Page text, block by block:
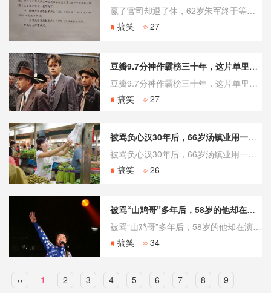
赢了官司却退了休，62岁朱军终于等来弦子账号封禁 2018年一篇控诉长文，让央视当家主持人一夜之间沦为“过街老鼠”。2021年一审胜诉、2022年二审维持原判，法律还了他清白。可直到2026年5月，造谣者弦子的核心社交账号才被平台永久封禁。赢了官司、退了休，迟到的正义还是正义吗？ 八年，从春晚舞
搞笑
27
豆瓣9.7分神作霸榜三十年，这片单里藏着几代人的眼泪
豆瓣9.7分神作霸榜三十年，这片单里藏着几代人的眼泪 打开任何一个影视论坛，“最好看的电影大全在线观看”都是最常被翻出来的帖子。有人求片单求了十年，有人整理了五百部高分电影分享给陌生人。当我们追问“最好看”的标准时，一个数字反复出现——《肖申克的救赎》豆瓣9.7分，IMDb与豆瓣双料冠军。这部19
搞笑
27
被骂负心汉30年后，66岁汤镇业用一场婚礼让两对双胞胎同框了
被骂负心汉30年后，66岁汤镇业用一场婚礼让两对双胞胎同框了 婚礼现场，四个孩子站成一排。两对双胞胎，同父异母，母亲不同、成长环境不同、语言习惯都不一样。哥哥带着妹妹玩桌球，妹妹在台上致辞时泪洒当场，感叹“虽然不是经常见面，但我们是一家人”。而这一切的幕后推手，是那个满头银发、眼眶湿润的66岁汤镇
搞笑
26
被骂“山鸡哥”多年后，58岁的他却在演唱会上哭着道歉
被骂“山鸡哥”多年后，58岁的他却在演唱会上哭着道歉 2026年6月20日，陈小春“BIGMAN·人一个”巡回演唱会北京首站，因巨型舞台装置遮挡视线，现场观众高喊“退票”。那个曾在《古惑仔》里拎着砍刀、天不怕地不怕的“山鸡哥”，两天后站在台上边哭边道歉：“听劝，会改进，在处理退票了”。从广东惠州的
搞笑
34
‹‹ 1 2 3 4 5 6 7 8 9